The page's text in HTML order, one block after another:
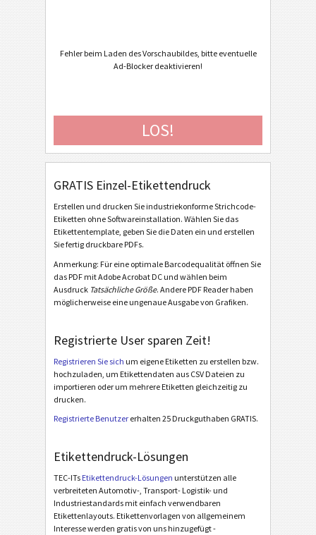
VW / Audi Transport Label - based on VDA 4902-3/4
Caterpillar
GS1 GS1 Labels
O Odette
G Galia
B BOSCH
LTO LTO Labels
I Inventaraufkleber
€ SEPA Mandat
₣ Swiss QR-Rechnung
Fehler beim Laden des Vorschaubildes, bitte eventuelle
Ad-Blocker deaktivieren!
LOS!
GRATIS Einzel-Etikettendruck
Erstellen und drucken Sie industriekonforme Strichcode-
Etiketten ohne Softwareinstallation. Wählen Sie das
Etikettentemplate, geben Sie die Daten ein und erstellen
Sie fertig druckbare PDFs.
Anmerkung: Für eine optimale Barcodequalität öffnen Sie
das PDF mit Adobe Acrobat DC und wählen beim
Ausdruck Tatsächliche Größe. Andere PDF Reader haben
möglicherweise eine ungenaue Ausgabe von Grafiken.
Registrierte User sparen Zeit!
Registrieren Sie sich um eigene Etiketten zu erstellen bzw.
hochzuladen, um Etikettendaten aus CSV Dateien zu
importieren oder um mehrere Etiketten gleichzeitig zu
drucken.
Registrierte Benutzer erhalten 25 Druckguthaben GRATIS.
Etikettendruck-Lösungen
TEC-ITs Etikettendruck-Lösungen unterstützen alle
verbreiteten Automotiv-, Transport- Logistik- und
Industriestandards mit einfach verwendbaren
Etikettenlayouts. Etikettenvorlagen von allgemeinem
Interesse werden gratis von uns hinzugefügt -